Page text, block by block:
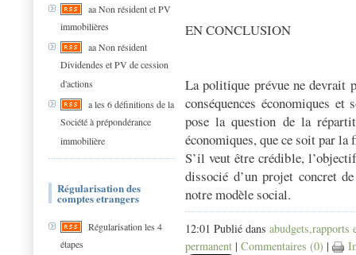
aa Non résident et PV
immobilières
aa Non résident
Dividendes et PV de cession
d'actions
a les 6 définitions de la
Société à prépondérance
immobilière
Régularisation des
comptes etrangers
Régularisation les 4
étapes
EN CONCLUSION
La politique prévue ne devrait
conséquences économiques
pose la question de la
économiques, que ce soit par
S’il veut être crédible,
dissocié d’un projet concret
notre modèle social.
12:01 Publié dans abudgets,rapports
permanent | Commentaires (0) |